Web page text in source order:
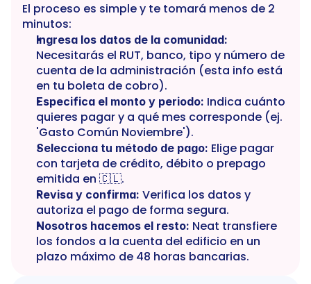
El proceso es simple y te tomará menos de 2
minutos:
Ingresa los datos de la comunidad:
Necesitarás el RUT, banco, tipo y número de
cuenta de la administración (esta info está
en tu boleta de cobro).
Especifica el monto y periodo: Indica cuánto
quieres pagar y a qué mes corresponde (ej.
'Gasto Común Noviembre').
Selecciona tu método de pago: Elige pagar
con tarjeta de crédito, débito o prepago
emitida en 🇨🇱.
Revisa y confirma: Verifica los datos y
autoriza el pago de forma segura.
Nosotros hacemos el resto: Neat transfiere
los fondos a la cuenta del edificio en un
plazo máximo de 48 horas bancarias.